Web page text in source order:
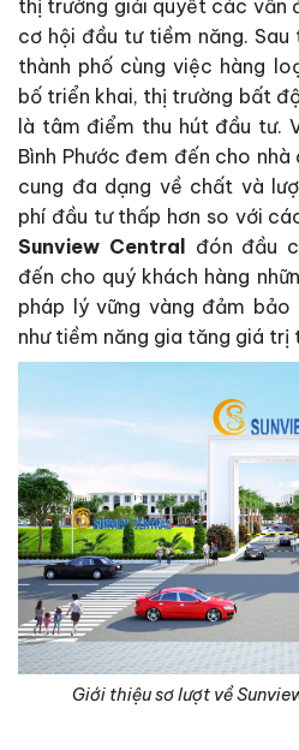
thị trường giải quyết các vấn
cơ hội đầu tư tiềm năng.
thành phố cùng việc hàng
bố triển khai, thị trường bất
là tâm điểm thu hút đầu tư.
Bình Phước đem đến cho
cung đa dạng về chất và
phí đầu tư thấp hơn so với
Sunview Central
đón đầu
đến cho quý khách hàng
pháp lý vững vàng đảm bảo
như tiềm năng gia tăng giá trị
Giới thiệu sơ lượt về